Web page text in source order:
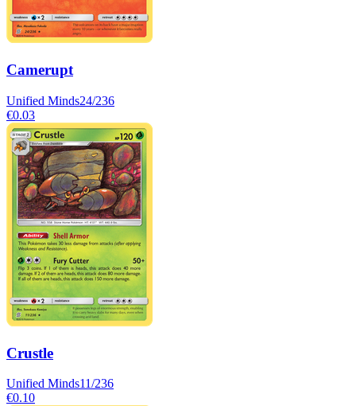
Camerupt
Unified Minds24/236
€0.03
Crustle
Unified Minds11/236
€0.10